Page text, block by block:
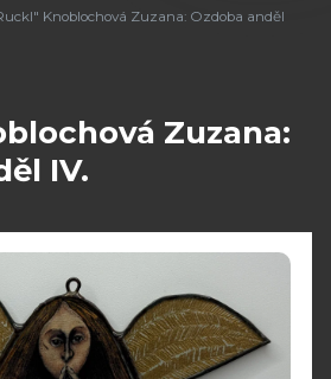
Knoblochová Zuzana: Ozdoba anděl
Zuzana:
IV.